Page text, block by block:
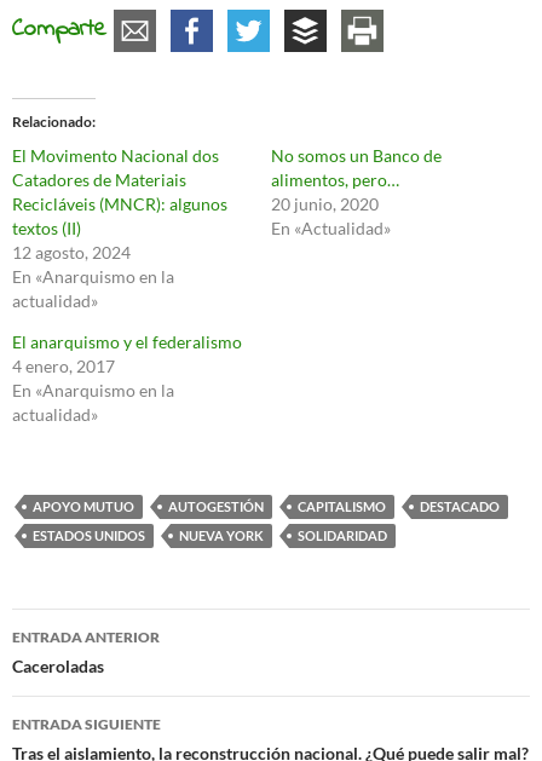
Comparte
Relacionado
El Movimento Nacional dos
Catadores de Materiais
Recicláveis (MNCR): algunos
textos (II)
12 agosto, 2024
En «Anarquismo en la
actualidad»
No somos un Banco de
alimentos, pero…
20 junio, 2020
En «Actualidad»
El anarquismo y el federalismo
4 enero, 2017
En «Anarquismo en la
actualidad»
APOYO MUTUO AUTOGESTIÓN CAPITALISMO
DESTACADO
ESTADOS UNIDOS
NUEVA YORK SOLIDARIDAD
Navegación
de
entradas
ENTRADA ANTERIOR
Caceroladas
ENTRADA SIGUIENTE
Tras el aislamiento, la reconstrucción nacional. ¿Qué puede salir mal?